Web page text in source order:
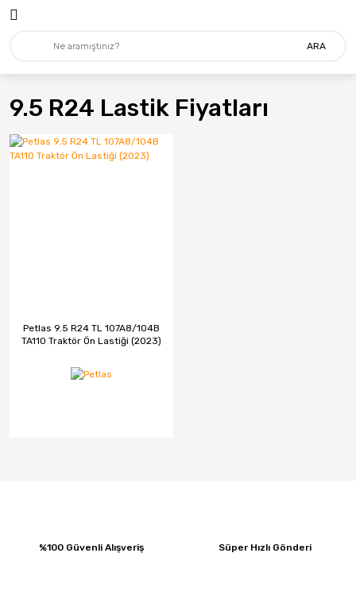
ARA
9.5 R24 Lastik Fiyatları
Petlas 9.5 R24 TL 107A8/104B
TA110 Traktör Ön Lastiği (2023)
%100 Güvenli Alışveriş Süper Hızlı Gönderi